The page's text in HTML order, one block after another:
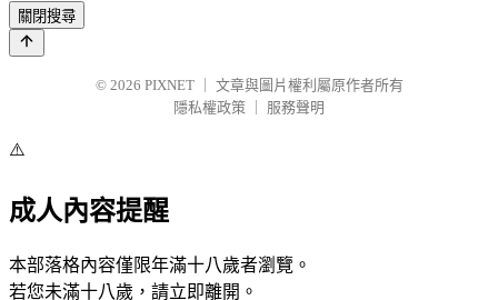
關閉搜尋
© 2026 PIXNET
文章與圖片權利屬原作者所有
隱私權政策
服務聲明
⚠️
成人內容提醒
本部落格內容僅限年滿十八歲者瀏覽。
若您未滿十八歲，請立即離開。